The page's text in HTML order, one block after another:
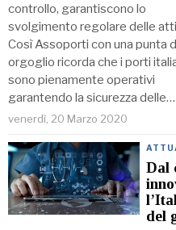
controllo, garantiscono lo
svolgimento regolare delle
Così Assoporti con una punta
orgoglio ricorda che i porti
sono pienamente operativi
garantendo la sicurezza delle…
venerdì, 20 Marzo 2020
Dal
del